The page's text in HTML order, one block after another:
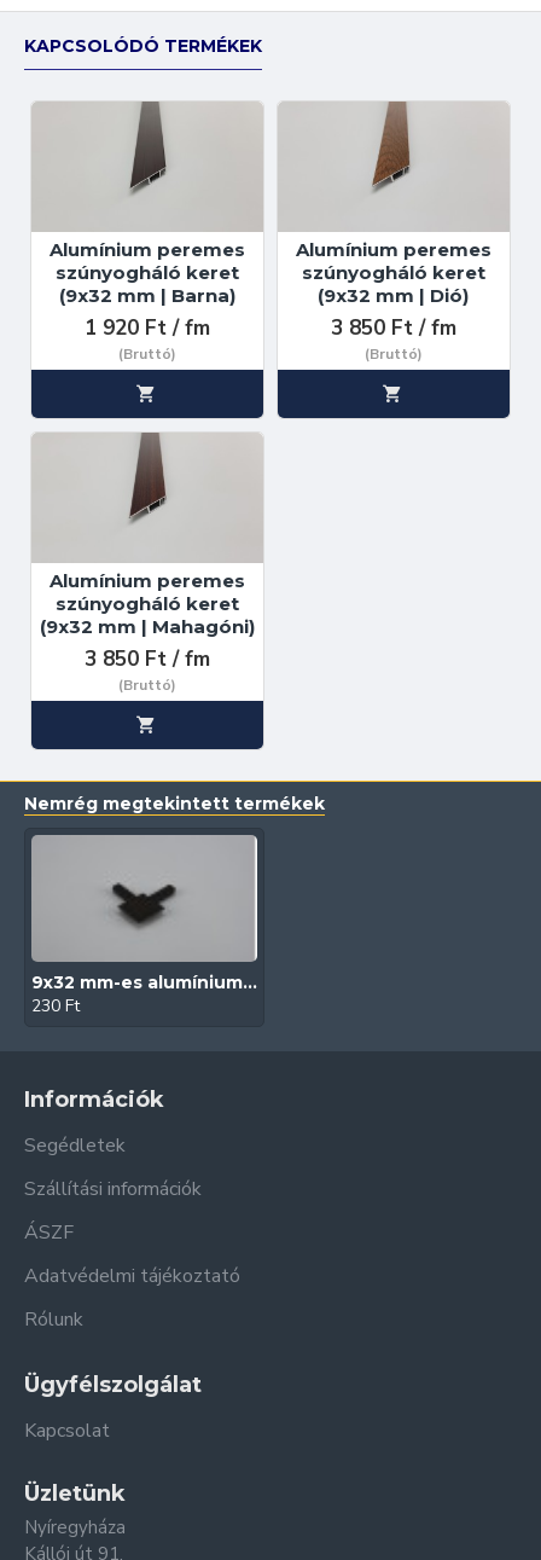
KAPCSOLÓDÓ TERMÉKEK
Alumínium peremes
szúnyogháló keret
(9x32 mm | Barna)
1 920 Ft / fm
(Bruttó)
Alumínium peremes
szúnyogháló keret
(9x32 mm | Dió)
3 850 Ft / fm
(Bruttó)
Alumínium peremes
szúnyogháló keret
(9x32 mm | Mahagóni)
3 850 Ft / fm
(Bruttó)
Nemrég megtekintett termékek
9x32 mm-es alumínium peremes szúnyogháló kerethez külső sarokelem (Barna)
230 Ft
Információk
Segédletek
Szállítási információk
ÁSZF
Adatvédelmi tájékoztató
Rólunk
Ügyfélszolgálat
Kapcsolat
Üzletünk
Nyíregyháza
Kállói út 91.